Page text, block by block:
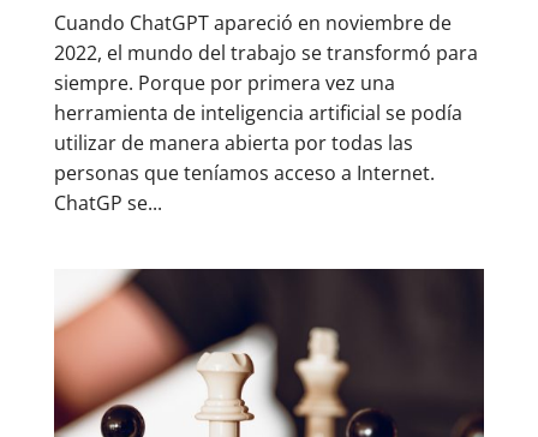
Cuando ChatGPT apareció en noviembre de
2022, el mundo del trabajo se transformó para
siempre. Porque por primera vez una
herramienta de inteligencia artificial se podía
utilizar de manera abierta por todas las
personas que teníamos acceso a Internet.
ChatGP se...